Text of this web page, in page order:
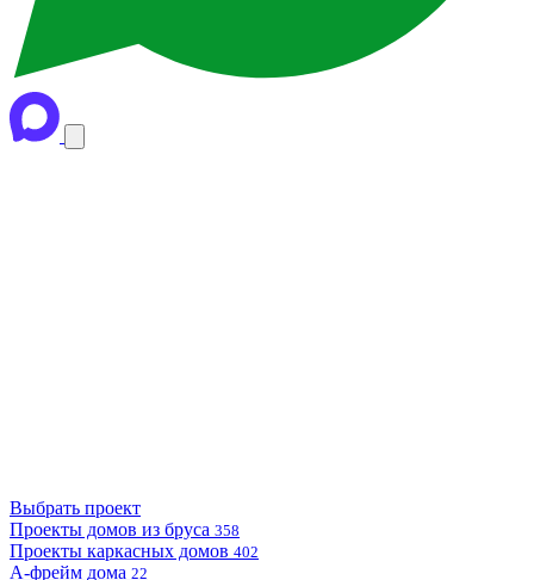
Выбрать проект
Проекты домов из бруса 358
Проекты каркасных домов 402
А-фрейм дома 22